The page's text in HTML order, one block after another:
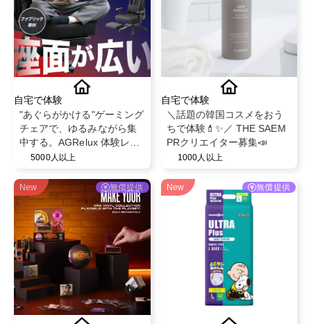
自宅で体験
"あぐらがかける"ゲーミング
チェアで、ゆるみながら集
中する。AGRelux 体験レビ
ュー募集
5000人以上
自宅で体験
＼話題の韓国コスメをおう
ちで体験💄✨／ THE SAEM
PRクリエイター募集📣
1000人以上
New 無償提供 New 無償提供